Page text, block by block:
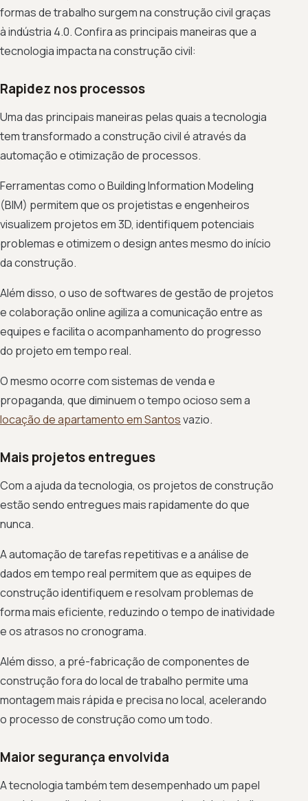
formas de trabalho surgem na construção civil graças
à indústria 4.0. Confira as principais maneiras que a
tecnologia impacta na construção civil:
Rapidez nos processos
Uma das principais maneiras pelas quais a tecnologia
tem transformado a construção civil é através da
automação e otimização de processos.
Ferramentas como o Building Information Modeling
(BIM) permitem que os projetistas e engenheiros
visualizem projetos em 3D, identifiquem potenciais
problemas e otimizem o design antes mesmo do início
da construção.
Além disso, o uso de softwares de gestão de projetos
e colaboração online agiliza a comunicação entre as
equipes e facilita o acompanhamento do progresso
do projeto em tempo real.
O mesmo ocorre com sistemas de venda e
propaganda, que diminuem o tempo ocioso sem a
locação de apartamento em Santosvazio.
Mais projetos entregues
Com a ajuda da tecnologia, os projetos de construção
estão sendo entregues mais rapidamente do que
nunca.
A automação de tarefas repetitivas e a análise de
dados em tempo real permitem que as equipes de
construção identifiquem e resolvam problemas de
forma mais eficiente, reduzindo o tempo de inatividade
e os atrasos no cronograma.
Além disso, a pré-fabricação de componentes de
construção fora do local de trabalho permite uma
montagem mais rápida e precisa no local, acelerando
o processo de construção como um todo.
Maior segurança envolvida
A tecnologia também tem desempenhado um papel